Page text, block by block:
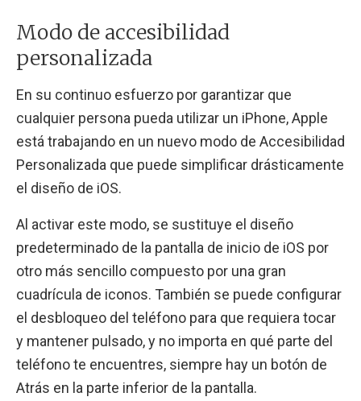
Modo de accesibilidad
personalizada
En su continuo esfuerzo por garantizar que
cualquier persona pueda utilizar un iPhone, Apple
está trabajando en un nuevo modo de Accesibilidad
Personalizada que puede simplificar drásticamente
el diseño de iOS.
Al activar este modo, se sustituye el diseño
predeterminado de la pantalla de inicio de iOS por
otro más sencillo compuesto por una gran
cuadrícula de iconos. También se puede configurar
el desbloqueo del teléfono para que requiera tocar
y mantener pulsado, y no importa en qué parte del
teléfono te encuentres, siempre hay un botón de
Atrás en la parte inferior de la pantalla.